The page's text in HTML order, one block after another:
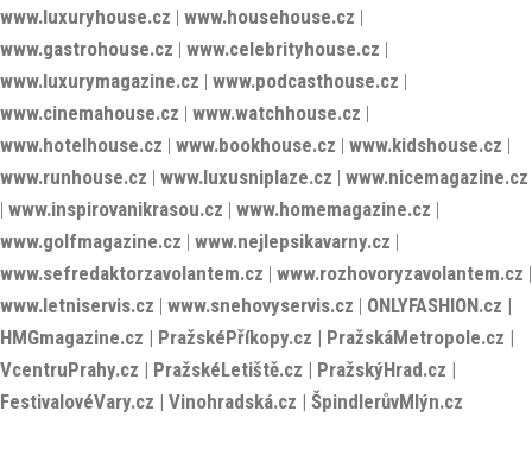
www.luxuryhouse.cz | www.househouse.cz |
www.gastrohouse.cz | www.celebrityhouse.cz |
www.luxurymagazine.cz | www.podcasthouse.cz |
www.cinemahouse.cz | www.watchhouse.cz |
www.hotelhouse.cz | www.bookhouse.cz | www.kidshouse.cz |
www.runhouse.cz | www.luxusniplaze.cz | www.nicemagazine.cz
| www.inspirovanikrasou.cz | www.homemagazine.cz |
www.golfmagazine.cz | www.nejlepsikavarny.cz |
www.sefredaktorzavolantem.cz | www.rozhovoryzavolantem.cz |
www.letniservis.cz | www.snehovyservis.cz | ONLYFASHION.cz |
HMGmagazine.cz | PražskéPříkopy.cz | PražskáMetropole.cz |
VcentruPrahy.cz | PražskéLetiště.cz | PražskýHrad.cz |
FestivalovéVary.cz | Vinohradská.cz | ŠpindlerůvMlýn.cz